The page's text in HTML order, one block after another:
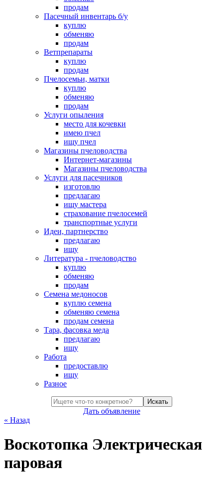
продам
Пасечный инвентарь б/у
куплю
обменяю
продам
Ветпрепараты
куплю
продам
Пчелосемьи, матки
куплю
обменяю
продам
Услуги опыления
место для кочевки
имею пчел
ищу пчел
Магазины пчеловодства
Интернет-магазины
Магазины пчеловодства
Услуги для пасечников
изготовлю
предлагаю
ищу мастера
страхование пчелосемей
транспортные услуги
Идеи, партнерство
предлагаю
ищу
Литература - пчеловодство
куплю
обменяю
продам
Семена медоносов
куплю семена
обменяю семена
продам семена
Тара, фасовка меда
предлагаю
ищу
Работа
предоставлю
ищу
Разное
Искать
Дать объявление
« Назад
Воскотопка Электрическая
паровая